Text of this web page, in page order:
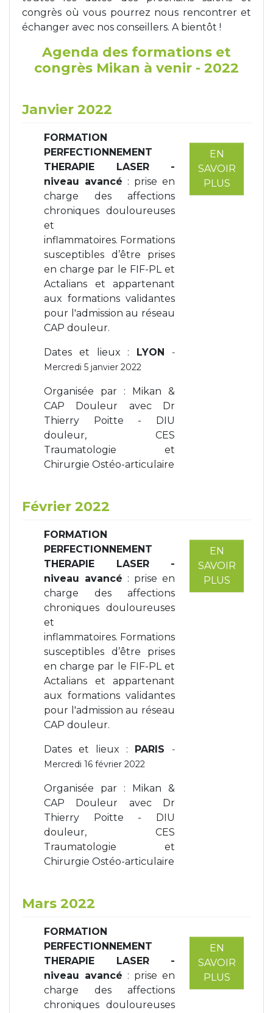
congrès où vous pourrez nous rencontrer et
échanger avec nos conseillers. A bientôt !
Agenda des formations et
congrès Mikan à venir - 2022
Janvier 2022
FORMATION
PERFECTIONNEMENT
THERAPIE LASER -
niveau avancé : prise en
charge des affections
chroniques douloureuses
et
inflammatoires. Formations
susceptibles d’être prises
en charge par le FIF-PL et
Actalians et appartenant
aux formations validantes
pour l'admission au réseau
CAP douleur.
Dates et lieux : LYON
-
Mercredi 5 janvier 2022
Organisée par : Mikan &
CAP Douleur avec Dr
Thierry Poitte - DIU
douleur, CES
Traumatologie et
Chirurgie Ostéo-articulaire
EN
SAVOIR
PLUS
Février 2022
FORMATION
PERFECTIONNEMENT
THERAPIE LASER -
niveau avancé : prise en
charge des affections
chroniques douloureuses
et
inflammatoires. Formations
susceptibles d’être prises
en charge par le FIF-PL et
Actalians et appartenant
aux formations validantes
pour l'admission au réseau
CAP douleur.
Dates et lieux : PARIS -
Mercredi 16 février 2022
Organisée par : Mikan &
CAP Douleur avec Dr
Thierry Poitte - DIU
douleur, CES
Traumatologie et
Chirurgie Ostéo-articulaire
EN
SAVOIR
PLUS
Mars 2022
FORMATION
PERFECTIONNEMENT
THERAPIE LASER -
niveau avancé : prise en
charge des affections
chroniques douloureuses
EN
SAVOIR
PLUS
Tapis de course
Analyse biomécanique
Les packs kiné